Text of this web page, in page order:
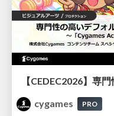
cygames
PRO